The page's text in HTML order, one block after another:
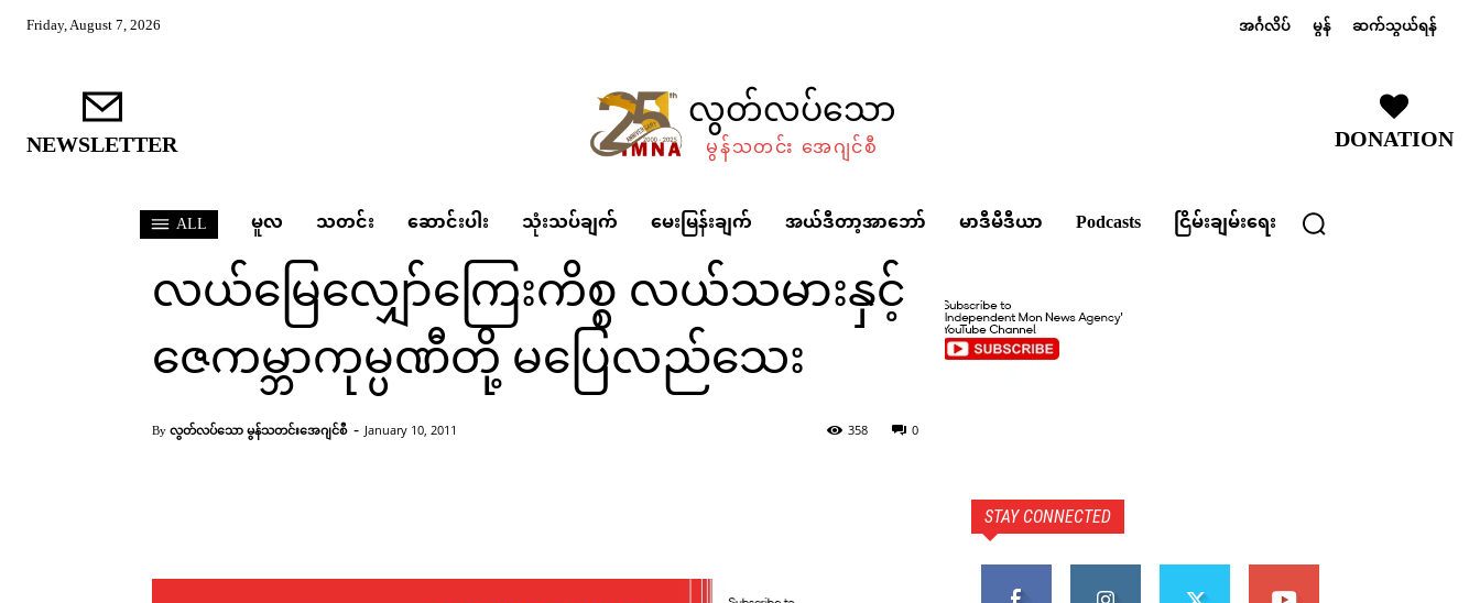
Friday, August 7, 2026 အင်္ဂလိပ် မွန် ဆက်သွယ်ရန်
NEWSLETTER လွတ်လပ်သော
မွန်သတင်း အေဂျင်စီ DONATION
ALL မူလ သတင်း ဆောင်းပါး သုံးသပ်ချက် မေးမြန်းချက် အယ်ဒီတာ့အာဘော် မာဒီမီဒီယာ Podcasts ငြိမ်းချမ်းရေး
Home သတင်း လယ်မြေလျှော်ကြေးကိစ္စ လယ်သမားနှင့် ဇေကမ္ဘာကုမ္ပဏီတို့ မပြေလည်သေး
သတင်း
လယ်မြေလျှော်ကြေးကိစ္စ လယ်သမားနှင့်
ဇေကမ္ဘာကုမ္ပဏီတို့ မပြေလည်သေး
By လွတ်လပ်သော မွန်သတင်းအေဂျင်စီ - January 10, 2011 0
358
STAY CONNECTED